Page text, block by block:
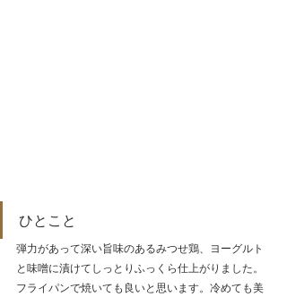
ひとこと
弾力があって深い旨味のあるみつせ鶏、ヨーグルト
と味噌に漬けてしっとりふっくら仕上がりました。
フライパンで焼いても良いと思います。冷めても美